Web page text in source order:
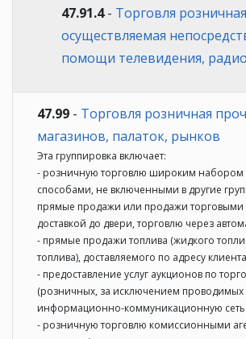
47.91.4- Торговля
осуществляемая
помощи телевидения,
47.99 - Торговля розничная
магазинов, палаток, рынков
Эта группировка включает:
- розничную торговлю широким набором
способами, не включенными в другие
прямые продажи или продажи торговыми
доставкой до двери, торговлю через
- прямые продажи топлива (жидкого
топлива), доставляемого по адресу
- предоставление услуг аукционов по
(розничных, за исключением проводимых
информационно-коммуникационную сеть
- розничную торговлю комиссионными